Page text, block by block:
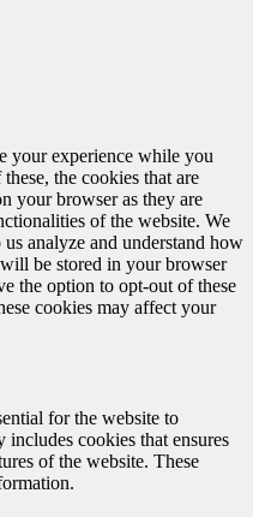
your experience while you
the cookies that are
your browser as they are
of the website. We
analyze and understand how
be stored in your browser
the option to opt-out of these
cookies may affect your
for the website to
cookies that ensures
of the website. These